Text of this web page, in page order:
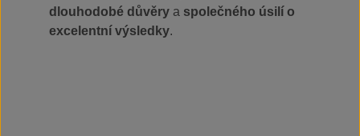
dlouhodobé důvěry a společného úsilí o
excelentní výsledky.